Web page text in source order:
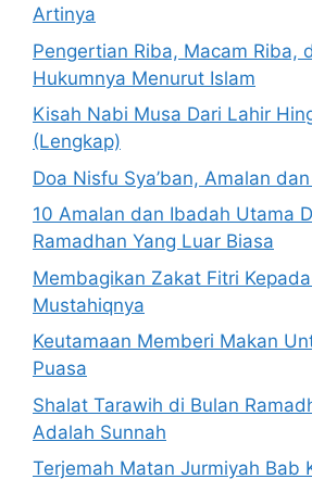
Artinya
Pengertian Riba, Macam Riba,
Hukumnya Menurut Islam
Kisah Nabi Musa Dari Lahir
(Lengkap)
Doa Nisfu Sya’ban, Amalan
10 Amalan dan Ibadah Utama
Ramadhan Yang Luar Biasa
Membagikan Zakat Fitri
Mustahiqnya
Keutamaan Memberi Makan
Puasa
Shalat Tarawih di Bulan
Adalah Sunnah
Terjemah Matan Jurmiyah Bab